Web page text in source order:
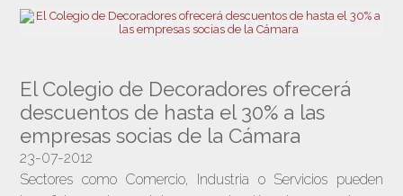
El Colegio de Decoradores ofrecerá
descuentos de hasta el 30% a las
empresas socias de la Cámara
23-07-2012
Sectores como Comercio, Industria o Servicios pueden